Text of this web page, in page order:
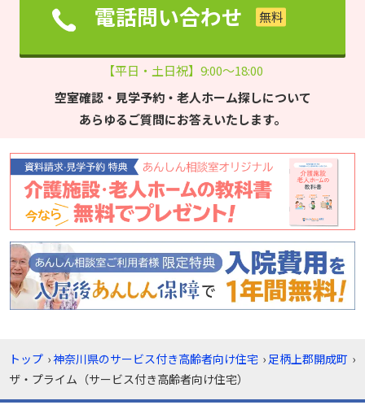
電話問い合わせ
【平日・土日祝】9:00～18:00
空室確認・見学予約・老人ホーム探しについて
あらゆるご質問にお答えいたします。
トップ ›神奈川県のサービス付き高齢者向け住宅 › 足柄上郡開成町 ›
ザ・プライム（サービス付き高齢者向け住宅）